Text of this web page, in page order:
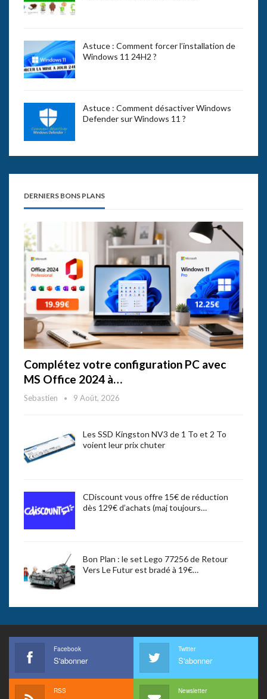
Astuce : Comment forcer l’installation de
Windows 11 24H2 ?
Astuce : Comment désactiver Windows
Defender sur Windows 11 ?
DERNIERS BONS PLANS
Complétez votre configuration PC avec
MS Office 2024 à…
Sebastien 9 Août, 2026
Les SSD Kingston NV3 de 1 To et 2 To
voient leur prix chuter
CDiscount vous offre 15€ de réduction
dès 129€ d’achats (maj toujours…
Bon Plan : le set Lego 77256 de Retour
Vers Le Futur est bradé à 19€…
Facebook
S'abonner
Twitter
S'abonner
RSS Newsletter